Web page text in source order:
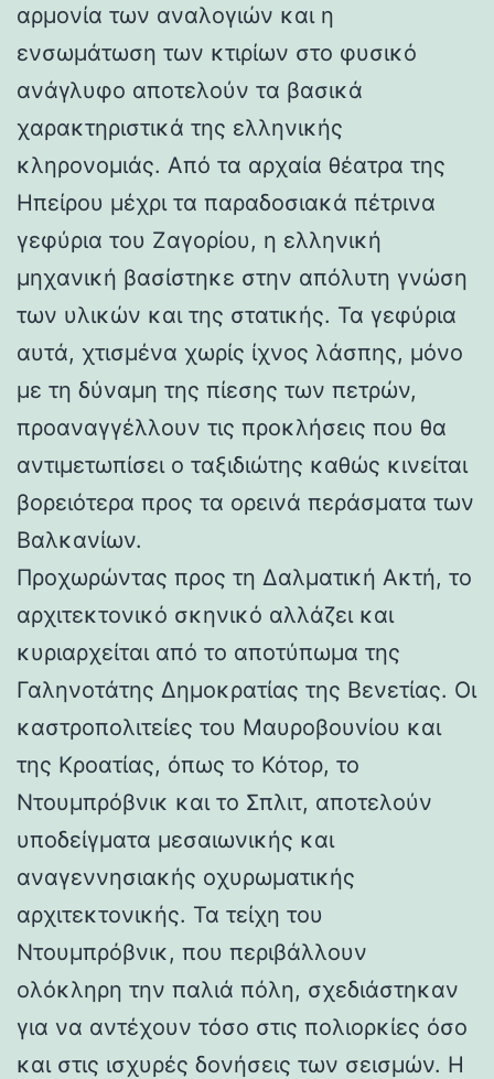
αρμονία των αναλογιών και η
ενσωμάτωση των κτιρίων στο φυσικό
ανάγλυφο αποτελούν τα βασικά
χαρακτηριστικά της ελληνικής
κληρονομιάς. Από τα αρχαία θέατρα της
Ηπείρου μέχρι τα παραδοσιακά πέτρινα
γεφύρια του Ζαγορίου, η ελληνική
μηχανική βασίστηκε στην απόλυτη γνώση
των υλικών και της στατικής. Τα γεφύρια
αυτά, χτισμένα χωρίς ίχνος λάσπης, μόνο
με τη δύναμη της πίεσης των πετρών,
προαναγγέλλουν τις προκλήσεις που θα
αντιμετωπίσει ο ταξιδιώτης καθώς κινείται
βορειότερα προς τα ορεινά περάσματα των
Βαλκανίων.
Προχωρώντας προς τη Δαλματική Ακτή, το
αρχιτεκτονικό σκηνικό αλλάζει και
κυριαρχείται από το αποτύπωμα της
Γαληνοτάτης Δημοκρατίας της Βενετίας. Οι
καστροπολιτείες του Μαυροβουνίου και
της Κροατίας, όπως το Κότορ, το
Ντουμπρόβνικ και το Σπλιτ, αποτελούν
υποδείγματα μεσαιωνικής και
αναγεννησιακής οχυρωματικής
αρχιτεκτονικής. Τα τείχη του
Ντουμπρόβνικ, που περιβάλλουν
ολόκληρη την παλιά πόλη, σχεδιάστηκαν
για να αντέχουν τόσο στις πολιορκίες όσο
και στις ισχυρές δονήσεις των σεισμών. Η